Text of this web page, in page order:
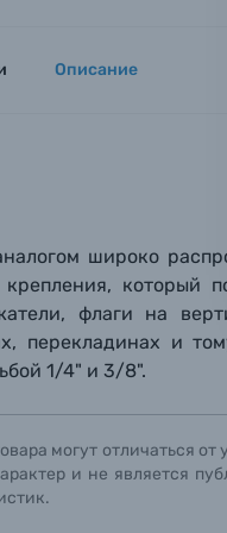
Описание
широко
который
тели, флаги на
перекладинах и
1/4" и 3/8".
могут отличаться
и не является